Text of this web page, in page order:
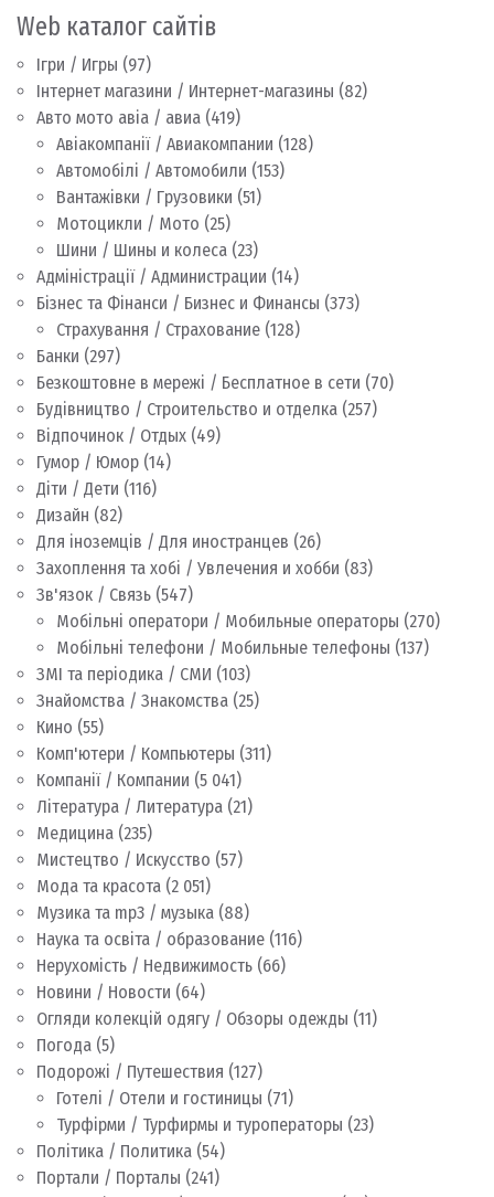
Web каталог сайтів
Ігри / Игры (97)
Інтернет магазини / Интернет-магазины (82)
Авто мото авіа / авиа (419)
Авіакомпанії / Авиакомпании (128)
Автомобілі / Автомобили (153)
Вантажівки / Грузовики (51)
Мотоцикли / Мото (25)
Шини / Шины и колеса (23)
Адміністрації / Администрации (14)
Бізнес та Фінанси / Бизнес и Финансы (373)
Страхування / Страхование (128)
Банки (297)
Безкоштовне в мережі / Бесплатное в сети (70)
Будівництво / Строительство и отделка (257)
Відпочинок / Отдых (49)
Гумор / Юмор (14)
Діти / Дети (116)
Дизайн (82)
Для іноземців / Для иностранцев (26)
Захоплення та хобі / Увлечения и хобби (83)
Зв'язок / Связь (547)
Мобільні оператори / Мобильные операторы (270)
Мобільні телефони / Мобильные телефоны (137)
ЗМІ та періодика / СМИ (103)
Знайомства / Знакомства (25)
Кино (55)
Комп'ютери / Компьютеры (311)
Компанії / Компании (5 041)
Література / Литература (21)
Медицина (235)
Мистецтво / Искусство (57)
Мода та красота (2 051)
Музика та mp3 / музыка (88)
Наука та освіта / образование (116)
Нерухомість / Недвижимость (66)
Новини / Новости (64)
Огляди колекцій одягу / Обзоры одежды (11)
Погода (5)
Подорожі / Путешествия (127)
Готелі / Отели и гостиницы (71)
Турфірми / Турфирмы и туроператоры (23)
Політика / Политика (54)
Портали / Порталы (241)